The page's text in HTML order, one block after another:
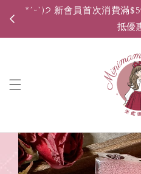
*ˊᵕˋ)੭ 新會員首次消費滿
抵優